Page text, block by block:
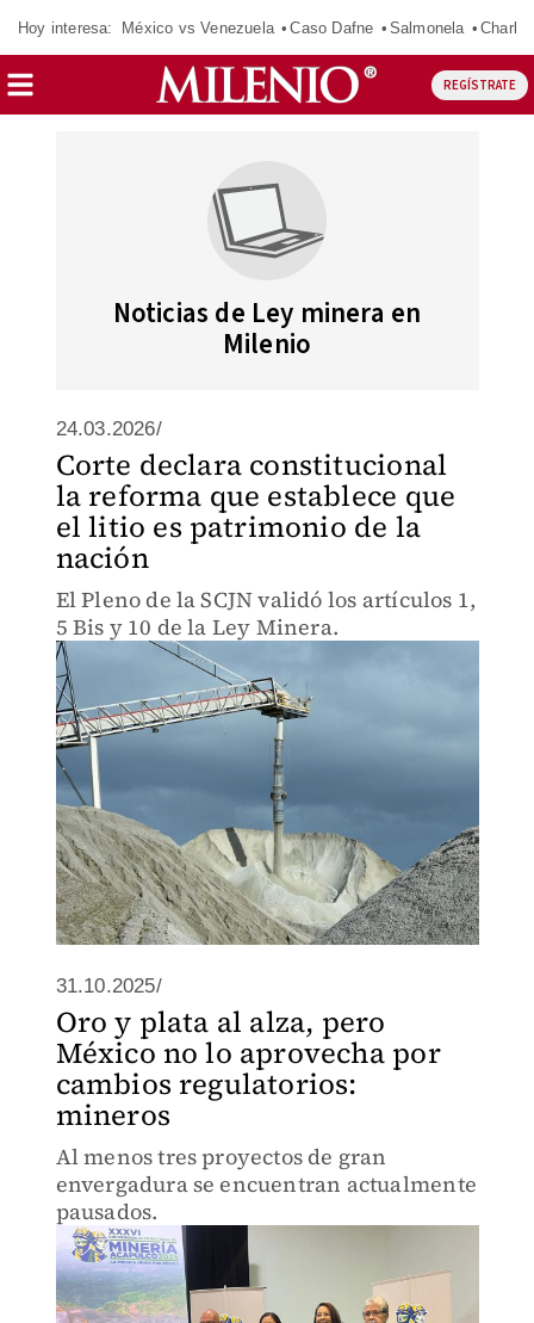
Hoy interesa: México vs Venezuela Caso Dafne Salmonela
REGÍSTRATE
Noticias de Ley minera en
Milenio
24.03.2026/
Corte declara constitucional
la reforma que establece que
el litio es patrimonio de la
nación
El Pleno de la SCJN validó los artículos 1,
5 Bis y 10 de la Ley Minera.
31.10.2025/
Oro y plata al alza, pero
México no lo aprovecha por
cambios regulatorios:
mineros
Al menos tres proyectos de gran
envergadura se encuentran actualmente
pausados.